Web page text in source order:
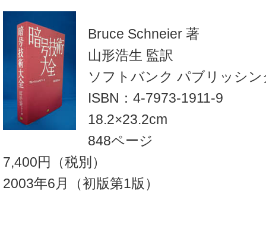
Bruce Schneier 著
山形浩生 監訳
ソフトバンク パブリッシン
ISBN：4-7973-1911-9
18.2×23.2cm
848ページ
7,400円（税別）
2003年6月（初版第1版）